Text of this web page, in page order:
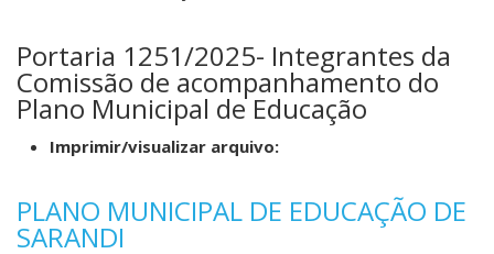
Portaria 1251/2025- Integrantes da
Comissão de acompanhamento do
Plano Municipal de Educação
Imprimir/visualizar arquivo:
PLANO MUNICIPAL DE EDUCAÇÃO DE
SARANDI